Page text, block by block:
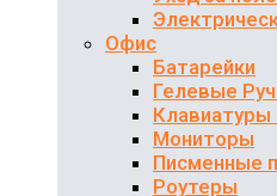
Офис
Батарейки
Гелевые
Мониторы
Писменные
Роутеры